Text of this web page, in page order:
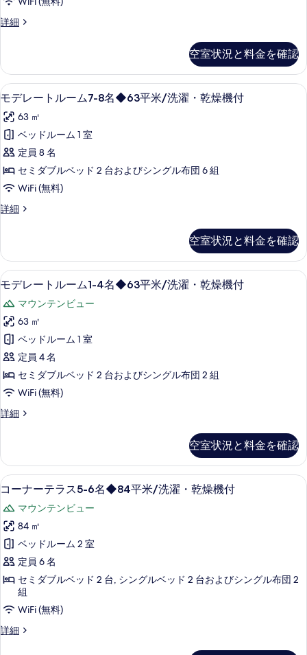
の
す
の
写
真
を
表
示
す
る
燥
機
詳
細
7-
10
◆84
平
米/
洗
濯・
乾
燥
機
付
べ
て
の
写
真
を
表
示
る
詳細
デ
ス
ル
ー
7-
10
名
◆84
平
米/
洗
濯・
付
の
詳
細
空室状況と料金を確認
モ
デ
レ
ー
ト
ル
ム
8
名
◆63
平
米/
洗
濯・
乾
燥
機
す
べ
て
の
写
真
を
表
示
る
10
モデレートルーム7-8名◆63平米/洗濯・乾燥機付
63 ㎡
ベッドルーム 1 室
定員 8 名
セミダブルベッド 2 台およびシングル布団 6 組
WiFi (無料)
詳細
モ
ト
ル
ー
7-
8
名
◆63
平
米/
洗
濯・
乾
燥
の
詳
細
空室状況と料金を確認
モ
デ
レ
ー
ト
ル
ー
1-
◆63
平
米/
洗
濯・
乾
燥
付
の
10
モデレートルーム1-4名◆63平米/洗濯・乾燥機付
マウンテンビュー
63 ㎡
ベッドルーム 1 室
定員 4 名
セミダブルベッド 2 台およびシングル布団 2 組
WiFi (無料)
詳細
モ
ト
ル
ー
1-
4
名
◆63
平
米/
洗
濯・
乾
燥
機
空室状況と料金を確認
コ
ー
ナ
ー
テ
ラ
5-
6
名
15
コーナーテラス5-6名◆84平米/洗濯・乾燥機付
マウンテンビュー
84 ㎡
ベッドルーム 2 室
定員 6 名
セミダブルベッド 2 台, シングルベッド 2 台およびシングル布団 2
組
WiFi (無料)
詳細
コ